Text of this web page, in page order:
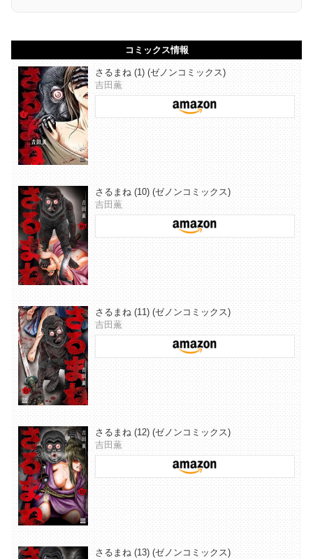
コミックス情報
さるまね (1) (ゼノンコミックス)
吉田薫
さるまね (10) (ゼノンコミックス)
吉田薫
さるまね (11) (ゼノンコミックス)
吉田薫
さるまね (12) (ゼノンコミックス)
吉田薫
さるまね (13) (ゼノンコミックス)